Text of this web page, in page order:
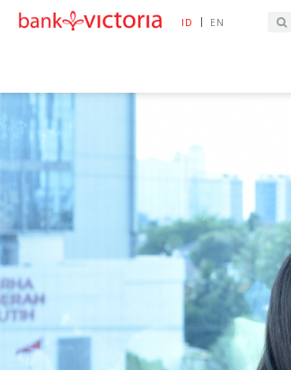
ID | EN